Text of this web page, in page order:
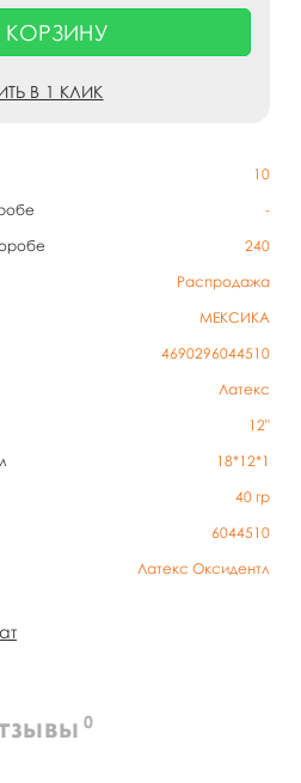
10
-
240
Распродажа
МЕКСИКА
4690296044510
Латекс
12"
18*12*1
40 гр
6044510
Латекс Оксидентл
КОРЗИНУ
В 1 КЛИК
0